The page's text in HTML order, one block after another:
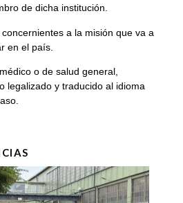
de dicha institución.
a la misión que va a
en el país.
o de salud general,
legalizado y traducido al idioma